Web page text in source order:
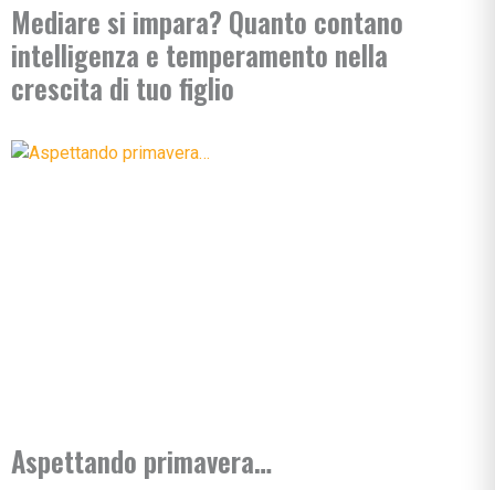
Mediare si impara? Quanto contano
intelligenza e temperamento nella
crescita di tuo figlio
Aspettando primavera…